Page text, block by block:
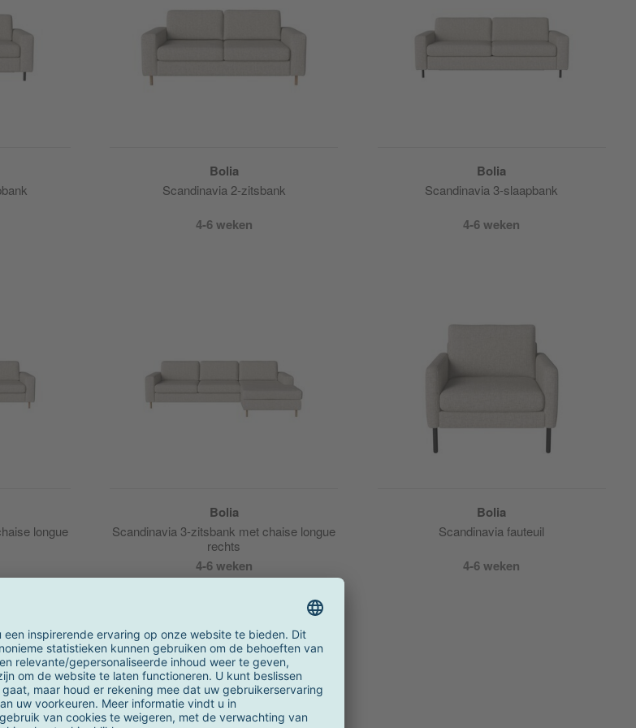
Bolia
Scandinavia 2-zitsbank
4-6 weken
Bolia
Scandinavia 3-slaapbank
4-6 weken
longue
Bolia
Scandinavia 3-zitsbank met chaise longue
rechts
4-6 weken
Bolia
Scandinavia fauteuil
4-6 weken
aanbevelingen voor u